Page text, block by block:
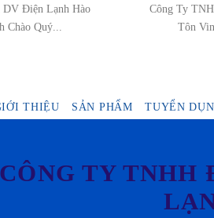
Điện Lạnh Hào
Quý...
Công Ty
Tôn
THIỆU SẢN PHẨM TUYỂN
CÔNG TY TNHH